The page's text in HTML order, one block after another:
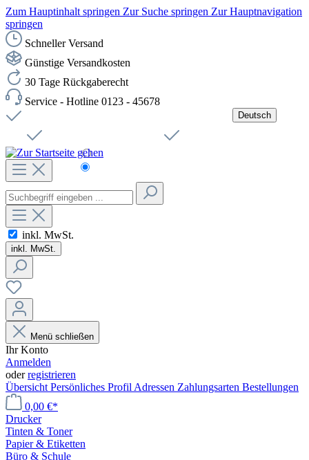
Zum Hauptinhalt springen Zur Suche springen Zur Hauptnavigation
springen
Schneller Versand
Günstige Versandkosten
30 Tage Rückgaberecht
Service - Hotline 0123 - 45678
Deutsch
Čeština
inkl. MwSt.
inkl. MwSt.
Menü schließen
Ihr Konto
Anmelden
oderregistrieren
Übersicht Persönliches Profil Adressen Zahlungsarten Bestellungen
0,00 €*
Drucker
Tinten & Toner
Papier & Etiketten
Büro & Schule